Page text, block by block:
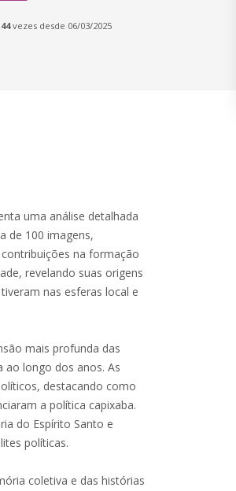
vezes desde 06/03/2025
uma análise detalhada
de 100 imagens,
na formação
revelando suas origens
nas esferas local e
mais profunda das
ao longo dos anos. As
destacando como
a política capixaba.
do Espírito Santo e
políticas.
coletiva e das histórias